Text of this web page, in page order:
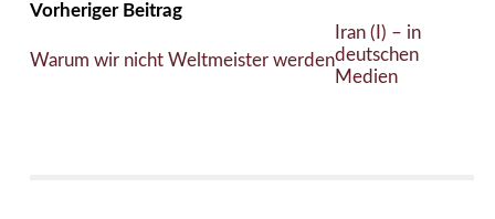
Vorheriger Beitrag
Warum wir nicht Weltmeister werden
Iran (I) – in
deutschen
Medien